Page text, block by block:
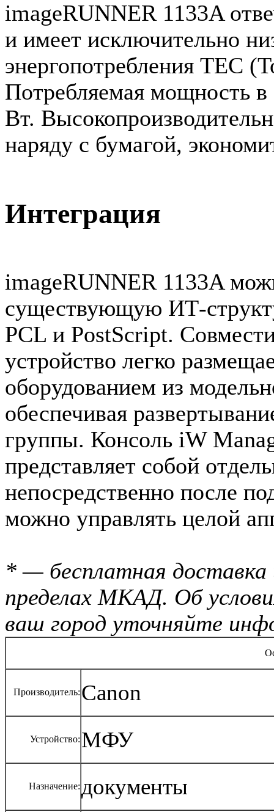
imageRUNNER 1133A
и имеет исключительно
энергопотребления TEC
Потребляемая мощность
Вт.
наряду с бумагой,
Интеграция
imageRUNNER 1133A
существующую ИТ-
PCL и PostScript.
устройство легко
оборудованием из
обеспечивая
группы. Консоль iW
представляет собой
непосредственно после
можно управлять целой
* — бесплатная
пределах МКАД. Об
ваш город уточняйте
Производитель: Canon
Устройство: МФУ
Назначение:документы